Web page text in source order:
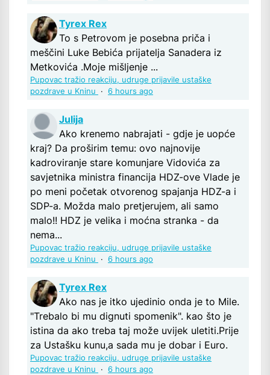
Tyrex Rex
To s Petrovom je posebna priča i
meščini Luke Bebića prijatelja Sanadera iz
Metkovića .Moje mišljenje ...
Pupovac tražio reakciju, udruge prijavile ustaške
pozdrave u Kninu
· 6 hours ago
Julija
Ako krenemo nabrajati - gdje je uopće
kraj? Da proširim temu: ovo najnovije
kadroviranje stare komunjare Vidovića za
savjetnika ministra financija HDZ-ove Vlade je
po meni početak otvorenog spajanja HDZ-a i
SDP-a. Možda malo pretjerujem, ali samo
malo!! HDZ je velika i moćna stranka - da
nema...
Pupovac tražio reakciju, udruge prijavile ustaške
pozdrave u Kninu
· 6 hours ago
Tyrex Rex
Ako nas je itko ujedinio onda je to Mile.
"Trebalo bi mu dignuti spomenik". kao što je
istina da ako treba taj može uvijek uletiti.Prije
za Ustašku kunu,a sada mu je dobar i Euro.
Pupovac tražio reakciju, udruge prijavile ustaške
pozdrave u Kninu
· 6 hours ago